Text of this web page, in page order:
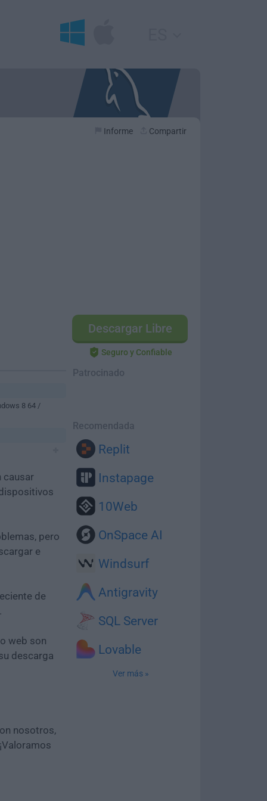
Informe Compartir
Descargar Libre
Seguro y Confiable
Patrocinado
Recomendada
Replit
Instapage
10Web
OnSpace AI
Windsurf
Antigravity
SQL Server
Lovable
Ver más »
8 64 /
causar
pero
e
de
.
web son
descarga
nosotros,